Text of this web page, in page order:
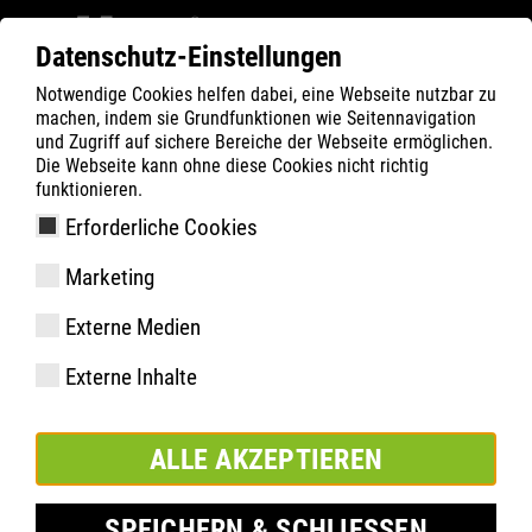
Datenschutz-Einstellungen
Notwendige Cookies helfen dabei, eine Webseite nutzbar zu
machen, indem sie Grundfunktionen wie Seitennavigation
und Zugriff auf sichere Bereiche der Webseite ermöglichen.
Die Webseite kann ohne diese Cookies nicht richtig
funktionieren.
Erforderliche Cookies
Marketing
Externe Medien
Externe Inhalte
ALLE AKZEPTIEREN
ATLAS Produkte
Filter
GX 155 | ESD